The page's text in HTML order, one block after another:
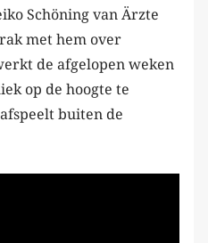
Schöning van Ärzte
met hem over
de afgelopen weken
op de hoogte te
buiten de